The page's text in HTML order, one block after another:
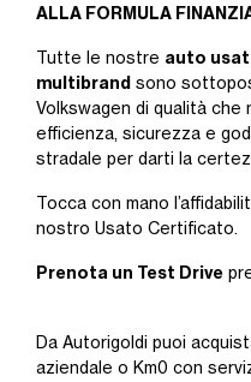
ALLA FORMULA
Tutte le nostre auto
multibrand sono
Volkswagen di qualità
efficienza, sicurezza e
stradale per darti la
Tocca con mano
nostro Usato Certificato.
Prenota un Test Drive
Da Autorigoldi puoi
aziendale o Km0 con